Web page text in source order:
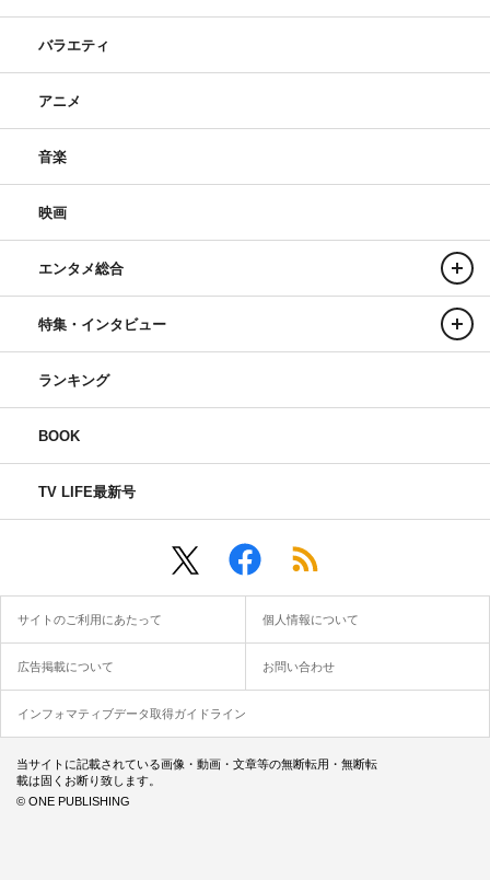
バラエティ
アニメ
音楽
映画
エンタメ総合
特集・インタビュー
ランキング
BOOK
TV LIFE最新号
サイトのご利用にあたって 個人情報について
広告掲載について お問い合わせ
インフォマティブデータ取得ガイドライン
当サイトに記載されている画像・動画・文章等の無断転用・無断転
載は固くお断り致します。
© ONE PUBLISHING